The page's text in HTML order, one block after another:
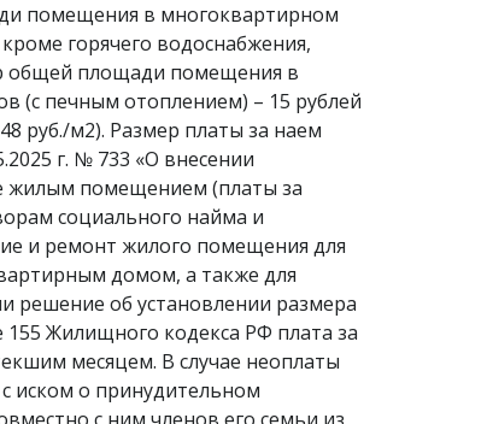
помещения в многоквартирном
горячего водоснабжения,
общей площади помещения в
(с печным отоплением) – 15 рублей
руб./м2). Размер платы за наем
г. № 733 «О внесении
жилым помещением (платы за
социального найма и
и ремонт жилого помещения для
домом, а также для
решение об установлении размера
155 Жилищного кодекса РФ плата за
месяцем. В случае неоплаты
иском о принудительном